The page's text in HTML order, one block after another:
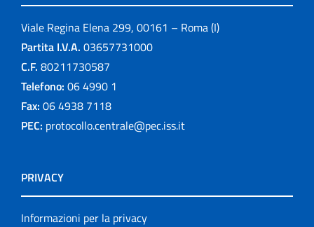
Viale Regina Elena 299, 00161 – Roma (I)
Partita I.V.A. 03657731000
C.F. 80211730587
Telefono: 06 4990 1
Fax: 06 4938 7118
PEC: protocollo.centrale@pec.iss.it
PRIVACY
Informazioni per la privacy